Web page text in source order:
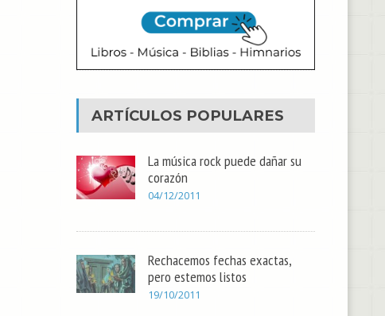
ARTÍCULOS POPULARES
La música rock puede dañar su
corazón
04/12/2011
Rechacemos fechas exactas,
pero estemos listos
19/10/2011